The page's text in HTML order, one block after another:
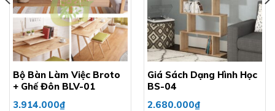
Bộ Bàn Làm Việc Broto
+ Ghế Đôn BLV-01
3.914.000₫
Giá Sách Dạng Hình Học
BS-04
2.680.000₫